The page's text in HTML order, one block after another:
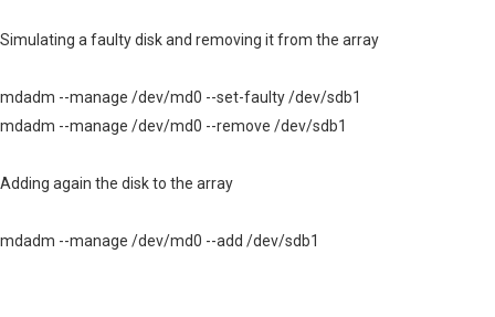
Simulating a faulty disk and removing it from the array
mdadm --manage /dev/md0 --set-faulty /dev/sdb1
mdadm --manage /dev/md0 --remove /dev/sdb1
Adding again the disk to the array
mdadm --manage /dev/md0 --add /dev/sdb1